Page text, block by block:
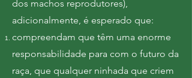
dos machos reprodutores),
adicionalmente, é esperado que:
compreendam que têm uma enorme
responsabilidade para com o futuro da
raça, que qualquer ninhada que criem